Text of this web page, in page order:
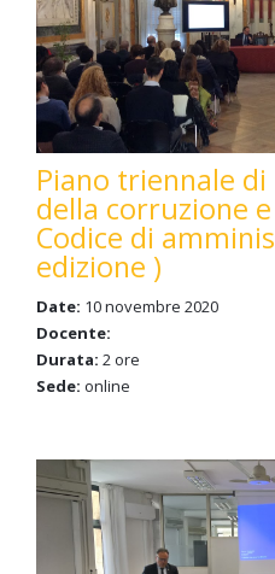
Piano triennale
della corruzione
Codice di
edizione )
Date: 10 novembre 2020
Docente:
Durata: 2 ore
Sede: online